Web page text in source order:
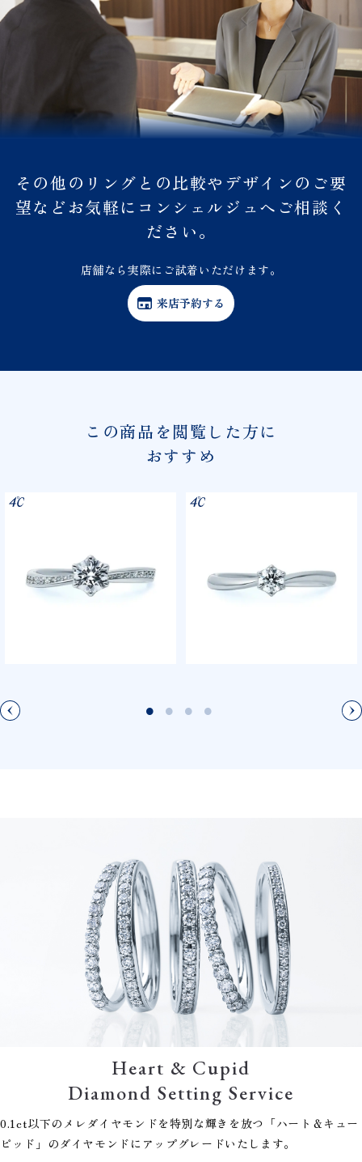
その他のリングとの比較やデザインのご要
望などお気軽にコンシェルジュへご相談く
ださい。
店舗なら実際にご試着いただけます。
来店予約する
この商品を閲覧した方に
おすすめ
Heart & Cupid
Diamond Setting Service
0.1ct以下のメレダイヤモンドを特別な輝きを放つ「ハート＆キュー
ピッド」のダイヤモンドにアップグレードいたします。